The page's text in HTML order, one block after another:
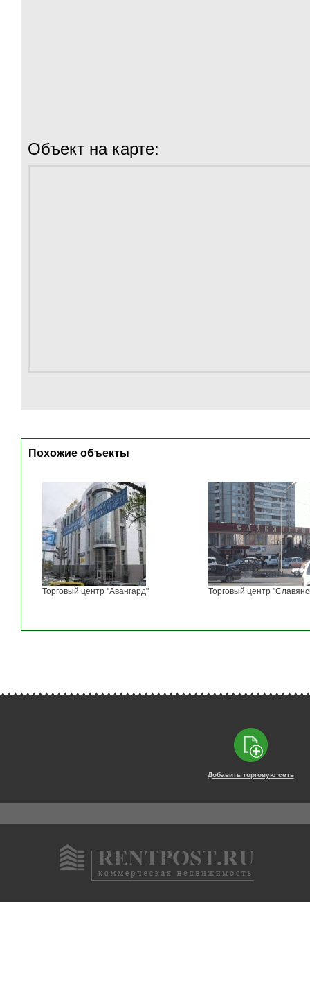
Объект на карте:
Похожие объекты
Торговый центр "Авангард" Торговый центр
Добавить торговую сеть